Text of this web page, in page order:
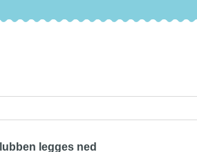
legges ned